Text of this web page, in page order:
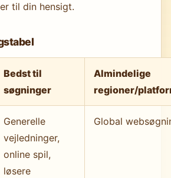
til din hensigt.
Bedst til
søgninger
Almindelige
regioner/
Generelle
vejledninger,
online spil,
løsere
Global